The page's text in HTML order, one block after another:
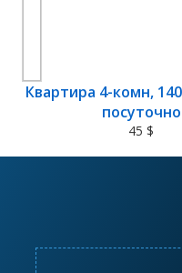
Квартира 4-комн,
посуточно
45 $